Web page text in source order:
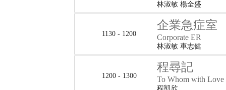
林淑敏 楊全盛
1130 - 1200
企業急症室
Corporate ER
林淑敏 車志健
1200 - 1300
程尋記
To Whom with Love
程凱欣